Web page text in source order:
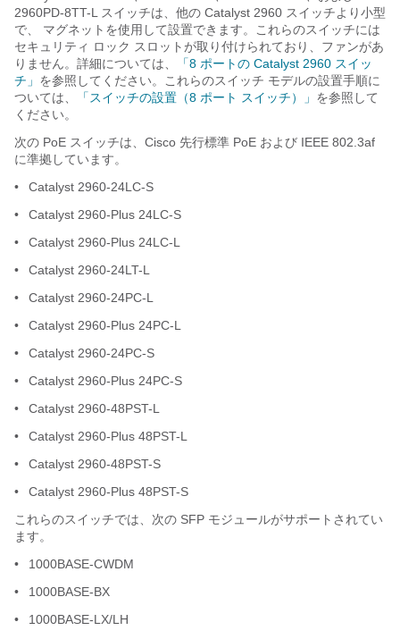
2960PD-8TT-L スイッチは、他の Catalyst 2960 スイッチより小型
で、 マグネットを使用して設置できます。これらのスイッチには
セキュリティ ロック スロットが取り付けられており、ファンがあ
りません。詳細については、
「8 ポートの Catalyst 2960 スイッ
チ」 を参照してください。これらのスイッチ モデルの設置手順に
ついては、
「スイッチの設置（8 ポート スイッチ）」 を参照して
ください。
次の PoE スイッチは、Cisco 先行標準 PoE および IEEE 802.3af
に準拠しています。
•
Catalyst 2960-24LC-S
•
Catalyst 2960-Plus 24LC-S
•
Catalyst 2960-Plus 24LC-L
•
Catalyst 2960-24LT-L
•
Catalyst 2960-24PC-L
•
Catalyst 2960-Plus 24PC-L
•
Catalyst 2960-24PC-S
•
Catalyst 2960-Plus 24PC-S
•
Catalyst 2960-48PST-L
•
Catalyst 2960-Plus 48PST-L
•
Catalyst 2960-48PST-S
•
Catalyst 2960-Plus 48PST-S
これらのスイッチでは、次の SFP モジュールがサポートされてい
ます。
•
1000BASE-CWDM
•
1000BASE-BX
•
1000BASE-LX/LH